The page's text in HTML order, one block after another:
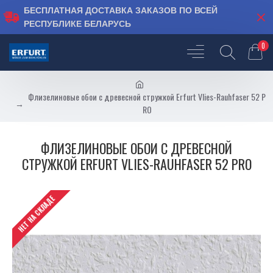
БЕСПЛАТНАЯ ДОСТАВКА ЗАКАЗОВ ПО ВСЕЙ
РЕСПУБЛИКЕ БЕЛАРУСЬ
0
Флизелиновые обои с древесной стружкой Erfurt Vlies-Rauhfaser 52 P
RO
ФЛИЗЕЛИНОВЫЕ ОБОИ С ДРЕВЕСНОЙ
СТРУЖКОЙ ERFURT VLIES-RAUHFASER 52 PRO
НЕТ НА СКЛАДЕ